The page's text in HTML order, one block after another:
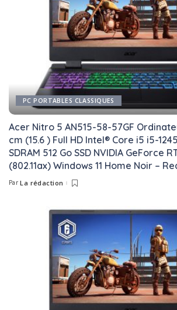
PC PORTABLES CLASSIQUES
Acer Nitro 5 AN515-58-57GF
cm (15.6 ) Full HD Intel® Core i5 i5-
SDRAM 512 Go SSD NVIDIA GeForce
(802.11ax) Windows 11 Home Noir –
Posted
Par La rédaction